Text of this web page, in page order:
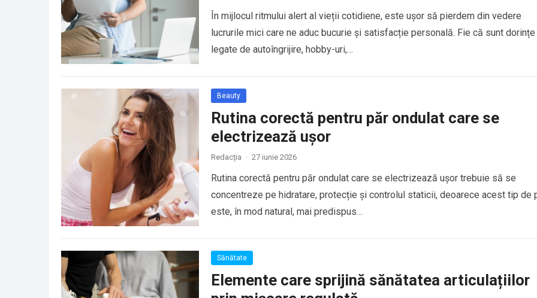
În mijlocul ritmului alert al vieții cotidiene, este ușor să pierdem din vedere
lucrurile mici care ne aduc bucurie și satisfacție personală. Fie că sunt dorințe
legate de autoîngrijire, hobby-uri,…
Beauty
Rutina corectă pentru păr ondulat care se
electrizează ușor
Redacția · 27 iunie 2026
Rutina corectă pentru păr ondulat care se electrizează ușor trebuie să se
concentreze pe hidratare, protecție și controlul staticii, deoarece acest tip de
este, în mod natural, mai predispus…
Sănătate
Elemente care sprijină sănătatea articulațiilor